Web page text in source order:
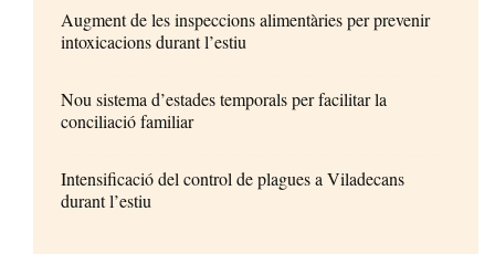
Augment de les inspeccions alimentàries per prevenir
intoxicacions durant l’estiu
Nou sistema d’estades temporals per facilitar la
conciliació familiar
Intensificació del control de plagues a Viladecans
durant l’estiu